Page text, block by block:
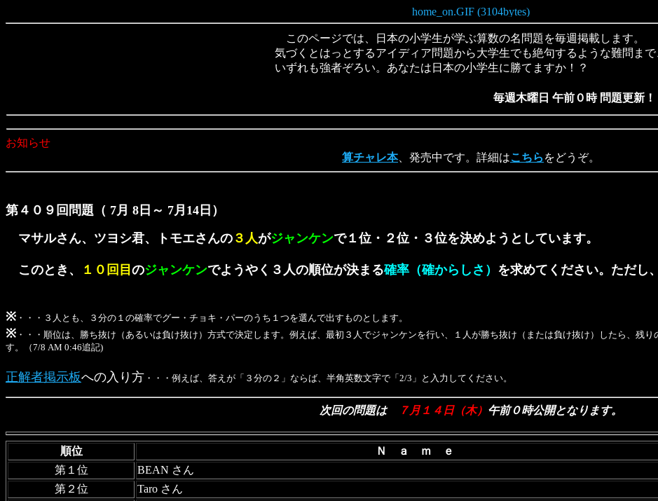
このページでは、日本の小学生が学ぶ算数の名問題を毎週掲載します。
気づくとはっとするアイディア問題から大学生でも絶句するような難問まで
いずれも強者ぞろい。あなたは日本の小学生に勝てますか！？
毎週木曜日 午前０時 問題更新！
お知らせ
算チャレ本、発売中です。詳細はこちら をどうぞ。
第４０９回問題（ 7月 8日～ 7月14日）
マサルさん、ツヨシ君、トモエさんの ３人がジャンケンで１位・２位・３位を決めようとしています。
このとき、 １０回目 のジャンケンでようやく３人の順位が決まる確率（確からしさ） を求めてください。ただし
※ ・・・３人とも、３分の１の確率でグー・チョキ・パーのうち１つを選んで出すものとします。
※ ・・・順位は、勝ち抜け（あるいは負け抜け）方式で決定します。例えば、最初３人でジャンケンを行い、１人が勝ち抜け（または負け抜け）したら、残
す。（7/8 AM 0:46追記)
正解者掲示板への入り方 ・・・例えば、答えが「３分の２」ならば、半角英数文字で「2/3」と入力してください。
次回の問題は７月１４日（木） 午前０時公開となります。
順位 Ｎ ａ ｍ ｅ
第１位
BEAN さん
第２位
Taro さん